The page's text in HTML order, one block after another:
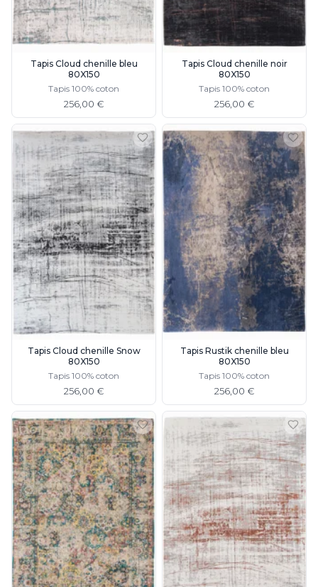
Tapis Cloud chenille bleu
80X150
Tapis 100% coton
256,00 €
Tapis Cloud chenille noir
80X150
Tapis 100% coton
256,00 €
Tapis Cloud chenille Snow
80X150
Tapis 100% coton
256,00 €
Tapis Rustik chenille bleu
80X150
Tapis 100% coton
256,00 €